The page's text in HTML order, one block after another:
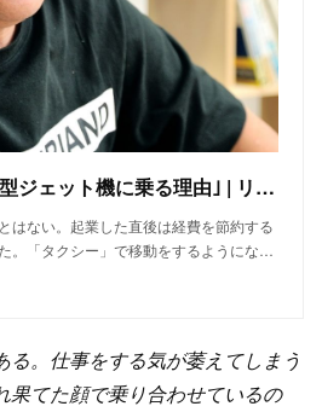
堀江貴文｢1億円で小型ジェット機に乗る理由｣ | リーダーシップ・教養・資格・スキル
はない。起業した直後は経費を節約する
。「タクシー」で移動をするようにな…
る。仕事をする気が萎えてしまう
果てた顔で乗り合わせているの